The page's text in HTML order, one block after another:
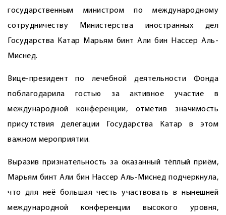
государственным министром по международному
сотрудничеству Министерства иностранных дел
Государства Катар Марьям бинт Али бин Нассер Аль-
Миснед.
Вице-президент по лечебной деятельности Фонда
поблагодарила гостью за активное участие в
международной конференции, отметив значимость
присутствия делегации Государства Катар в этом
важном мероприятии.
Выразив признательность за оказанный тёплый приём,
Марьям бинт Али бин ­Нассер Аль-Миснед подчеркнула,
что для неё большая честь участвовать в нынешней
международной конференции высокого уровня,